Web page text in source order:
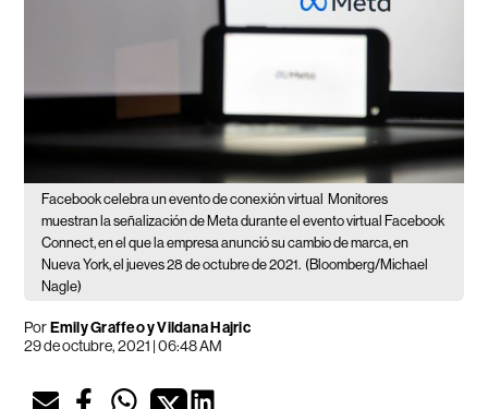
Facebook celebra un evento de conexión virtual
Monitores
muestran la señalización de Meta durante el evento virtual Facebook
Connect, en el que la empresa anunció su cambio de marca, en
Nueva York, el jueves 28 de octubre de 2021. (Bloomberg/Michael
Nagle)
PorEmily Graffeo y Vildana Hajric
29 de octubre, 2021 | 06:48 AM